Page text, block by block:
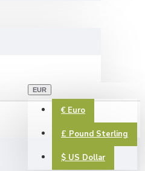
EUR
€ Euro
£ Pound Sterling
$ US Dollar